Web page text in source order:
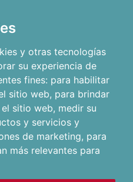
y otras tecnologías
su experiencia de
fines: para habilitar
sitio web, para brindar
sitio web, medir su
y servicios y
de marketing, para
más relevantes para